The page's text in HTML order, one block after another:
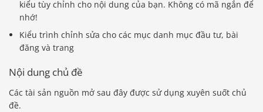
kiểu tùy chỉnh cho nội dung của bạn. Không có mã ngắn để
nhớ!
Kiểu trình chỉnh sửa cho các mục danh mục đầu tư, bài
đăng và trang
Nội dung chủ đề
Các tài sản nguồn mở sau đây được sử dụng xuyên suốt chủ
đề.